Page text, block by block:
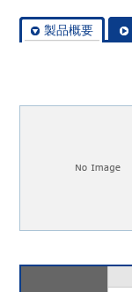
製品概要